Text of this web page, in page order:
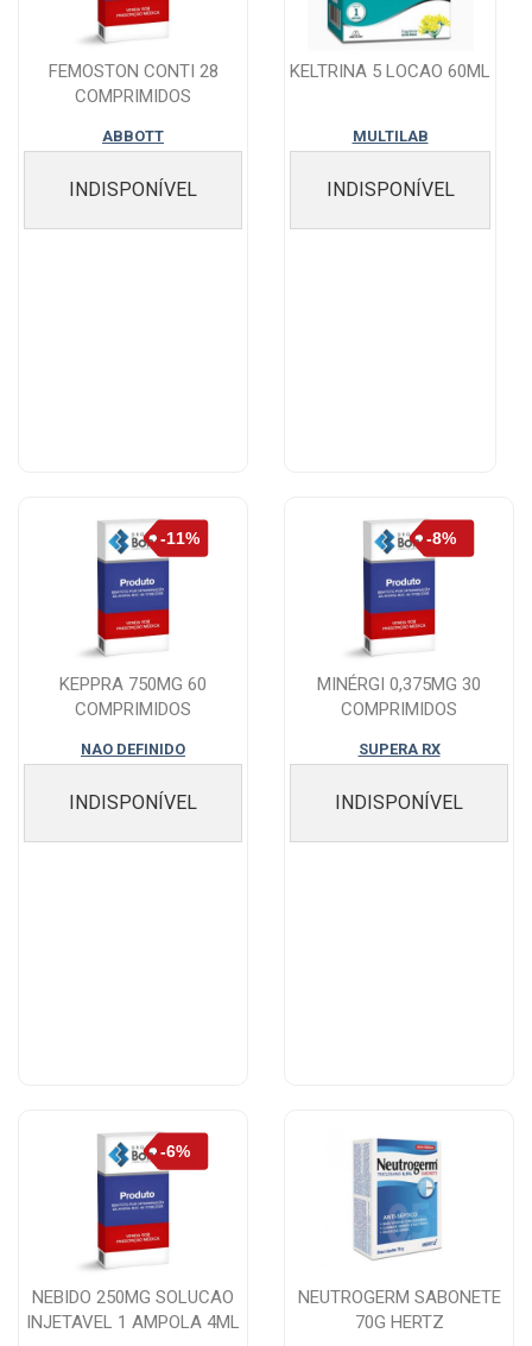
FEMOSTON CONTI 28
COMPRIMIDOS
ABBOTT
INDISPONÍVEL
KELTRINA 5 LOCAO 60ML
MULTILAB
INDISPONÍVEL
KEPPRA 750MG 60
COMPRIMIDOS
NAO DEFINIDO
INDISPONÍVEL
MINÉRGI 0,375MG 30
COMPRIMIDOS
SUPERA RX
INDISPONÍVEL
NEBIDO 250MG SOLUCAO
INJETAVEL 1 AMPOLA 4ML
NEUTROGERM SABONETE
70G HERTZ